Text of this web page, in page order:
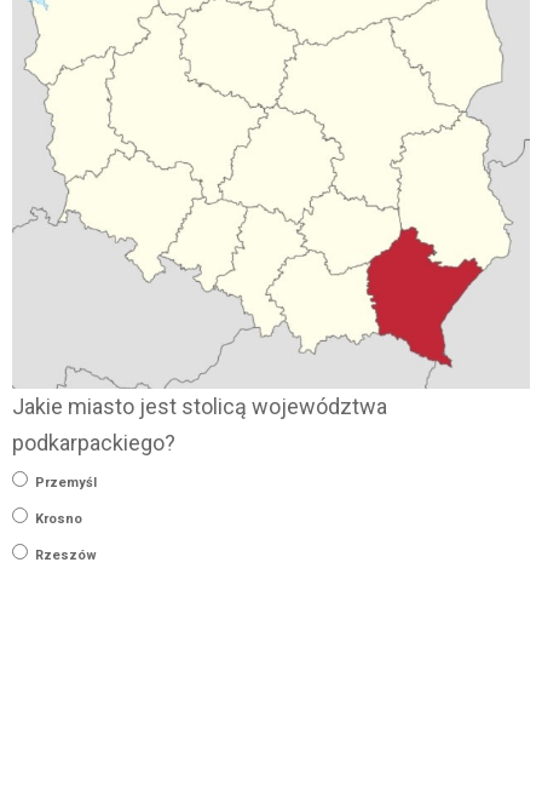
Jakie miasto jest stolicą województwa
podkarpackiego?
Przemyśl
Krosno
Rzeszów